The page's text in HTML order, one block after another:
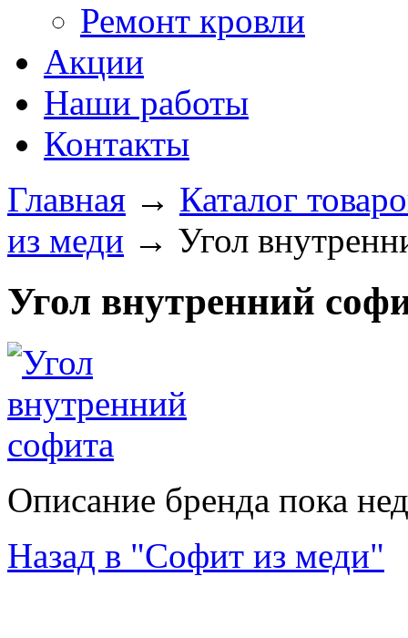
Ремонт кровли
Акции
Наши работы
Контакты
Главная → Каталог
из меди → Угол
Угол внутренний
Описание бренда пока
Назад в "Софит из меди"